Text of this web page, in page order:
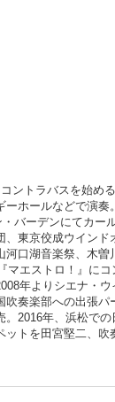
ントラバスを始め
ホールなどで演
バーデンにてカ
東京佼成ウイン
口湖音楽祭、木
エストロ！』に
年よりシエナ・
奏楽部への出張
2016年、浜松で
トを田宮堅二、